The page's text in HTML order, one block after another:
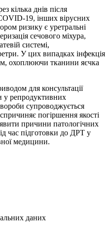
кілька днів після
19, інших вірусних
ризику є уретральні
сечового міхура,
системі,
У цих випадках інфекція
охоплюючи тканини яєчка
для консультації
у репродуктивних
супроводжується
погіршення якості
причини патологічних
час підготовки до ДРТ у
медицини.
даних